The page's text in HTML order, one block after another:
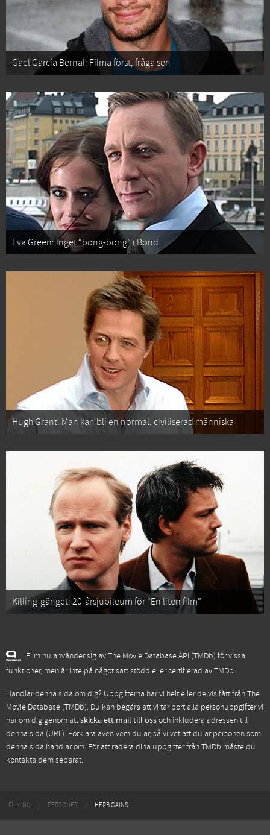
Gael García Bernal: Filma först, fråga sen
Eva Green: Inget “bong-bong” i Bond
Hugh Grant: Man kan bli en normal, civiliserad människa
Killing-gänget: 20-årsjubileum för “En liten film”
Film.nu använder sig av The Movie Database API (TMDb) för vissa
funktioner, men är inte på något sätt stödd eller certifierad av TMDb.
Handlar denna sida om dig? Uppgifterna har vi helt eller delvis fått frånThe
Movie Database (TMDb). Du kan begära att vi tar bort alla personuppgifter vi
har om dig genom attskicka ett mail till ossoch inkludera adressen till
denna sida (URL). Förklara även vem du är, så vi vet att du är personen som
denna sida handlar om. För att radera dina uppgifter från TMDb måste du
kontakta dem separat.
FILM.NU PERSONER HERB GAINS